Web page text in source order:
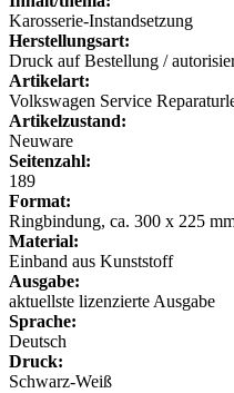
Karosserie-Instandsetzung
Herstellungsart:
Druck auf Bestellung /
Artikelart:
Volkswagen Service
Artikelzustand:
Neuware
Seitenzahl:
189
Format:
Ringbindung, ca. 300 x 225
Material:
Einband aus Kunststoff
Ausgabe:
aktuellste lizenzierte Ausgabe
Sprache:
Deutsch
Druck:
Schwarz-Weiß